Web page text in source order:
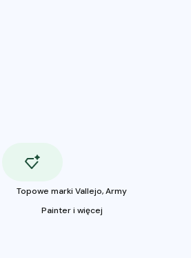
Topowe marki Vallejo, Army
Painter i więcej